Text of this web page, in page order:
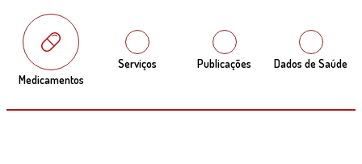
Medicamentos
Serviços Publicações Dados de Saúde